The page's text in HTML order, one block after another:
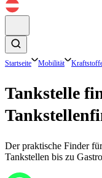
Startseite Mobilität
Tankstelle
Der praktische Finder
Tankstellen bis zu